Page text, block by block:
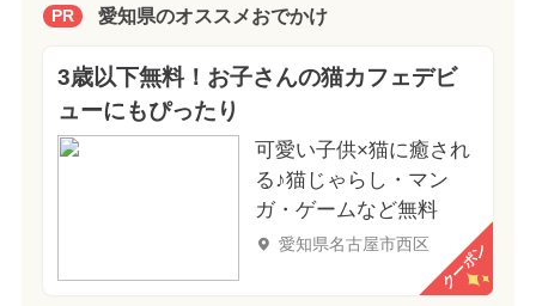
PR 愛知県のオススメおでかけ
3歳以下無料！お子さんの猫カフェデビ
ューにもぴったり
可愛い子供×猫に癒され
る♪猫じゃらし・マン
ガ・ゲームなど無料
愛知県名古屋市西区 クーポン